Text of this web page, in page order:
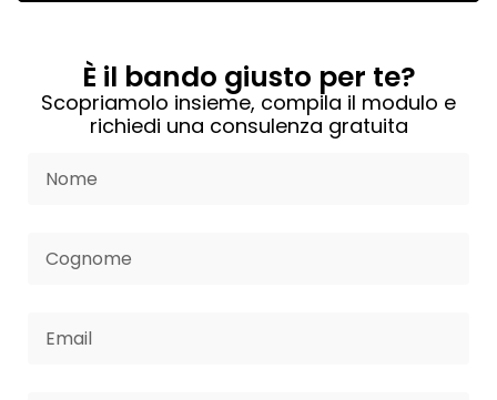
È il bando giusto per te?
Scopriamolo insieme, compila il modulo e
richiedi una consulenza gratuita